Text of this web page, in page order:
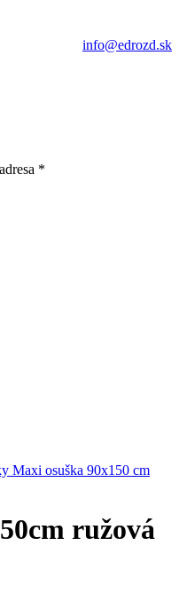
info@edrozd.sk
*
Maxi osuška 90x150 cm
ružová